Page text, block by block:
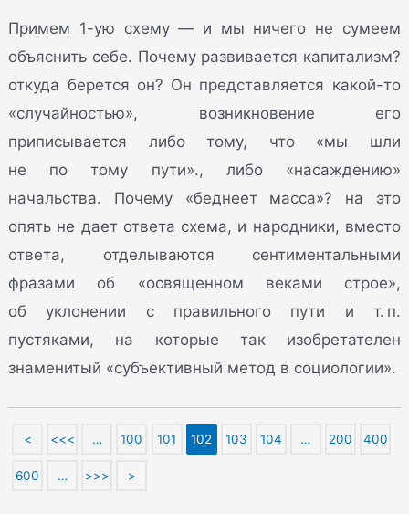
Примем 1-ую схему — и мы ничего не сумеем
объяснить себе. Почему развивается капитализм?
откуда берется он? Он представляется какой-то
«случайностью», возникновение его
приписывается либо тому, что «мы шли
не по тому пути»., либо «насаждению»
начальства. Почему «беднеет масса»? на это
опять не дает ответа схема, и народники, вместо
ответа, отделываются сентиментальными
фразами об «освященном веками строе»,
об уклонении с правильного пути и т. п.
пустяками, на которые так изобретателен
знаменитый «субъективный метод в социологии».
< <<< … 100 101 102 103 104 … 200 400
600 … >>> >